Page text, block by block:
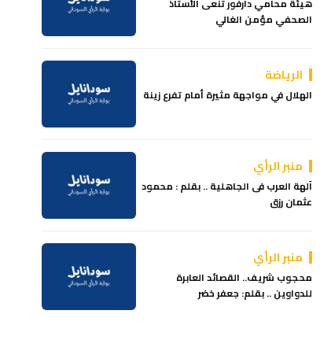
الصحفي مؤمن الغالي
الرياضة
الهلال في مواجهة مثيرة أمام تفرع زينة
منبر الرأي
آلهة العرب فى الجاهلية .. بقلم : محمود
عثمان رزق
منبر الرأي
محجوب شريف.. القصائد العابرة
للدواوين .. بقلم: جعفر خضر